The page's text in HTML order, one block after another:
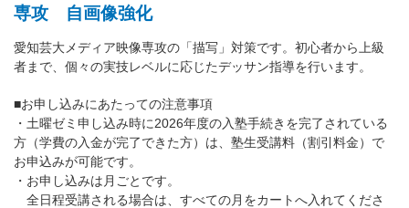
専攻 自画像強化
愛知芸大メディア映像専攻の「描写」対策です。初心者から上級
者まで、個々の実技レベルに応じたデッサン指導を行います。
■お申し込みにあたっての注意事項
・土曜ゼミ申し込み時に2026年度の入塾手続きを完了されている
方（学費の入金が完了できた方）は、塾生受講料（割引料金）で
お申込みが可能です。
・お申し込みは月ごとです。
全日程受講される場合は、すべての月をカートへ入れてくださ